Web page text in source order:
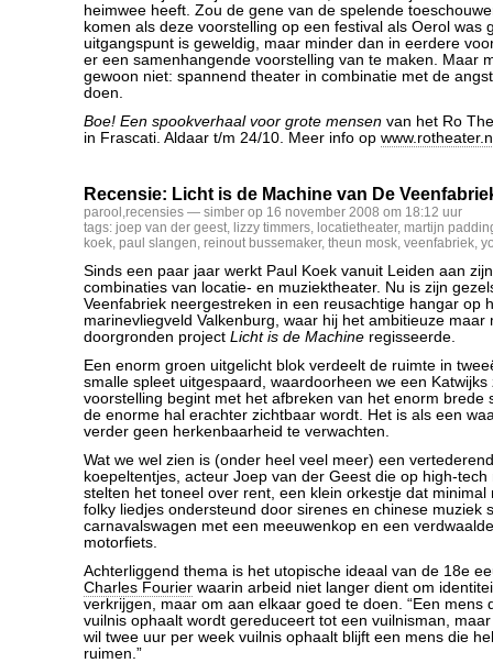
heimwee heeft. Zou de gene van de spelende
komen als deze voorstelling op een festival als Oerol was
uitgangspunt is geweldig, maar minder dan in eerdere
er een samenhangende voorstelling van te maken. Maar
gewoon niet: spannend theater in combinatie met de
doen.
Boe! Een spookverhaal voor grote mensen van het Ro
in Frascati. Aldaar t/m 24/10. Meer info op
Recensie: Licht is de Machine van De
parool ,recensies — simber op 16 november 2008 om 18:12 uur
tags: joep van der geest, lizzy timmers, locatietheater, martijn
koek, paul slangen, reinout bussemaker, theun mosk, veenfabriek,
Sinds een paar jaar werkt Paul Koek vanuit Leiden aan
combinaties van locatie- en muziektheater. Nu is zijn
Veenfabriek neergestreken in een reusachtige hangar op
marinevliegveld Valkenburg, waar hij het ambitieuze maar
doorgronden project Licht is de Machine regisseerde.
Een enorm groen uitgelicht blok verdeelt de ruimte in
smalle spleet uitgespaard, waardoorheen we een Katwijks
voorstelling begint met het afbreken van het enorm brede
de enorme hal erachter zichtbaar wordt. Het is als een
verder geen herkenbaarheid te verwachten.
Wat we wel zien is (onder heel veel meer) een
koepeltentjes, acteur Joep van der Geest die op high-tech
stelten het toneel over rent, een klein orkestje dat minimal
folky liedjes ondersteund door sirenes en chinese muziek
carnavalswagen met een meeuwenkop en een
motorfiets.
Achterliggend thema is het utopische ideaal van de 18e
Charles Fourier waarin arbeid niet langer dient om
verkrijgen, maar om aan elkaar goed te doen. “Een mens
vuilnis ophaalt wordt gereduceert tot een vuilnisman,
wil twee uur per week vuilnis ophaalt blijft een mens die
ruimen.”